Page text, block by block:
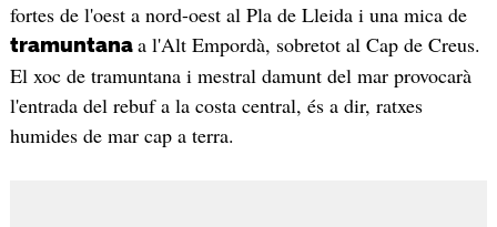
fortes de l'oest a nord-oest al Pla de Lleida i una mica de
tramuntana a l'Alt Empordà, sobretot al Cap de Creus.
El xoc de tramuntana i mestral damunt del mar provocarà
l'entrada del rebuf a la costa central, és a dir, ratxes
humides de mar cap a terra.